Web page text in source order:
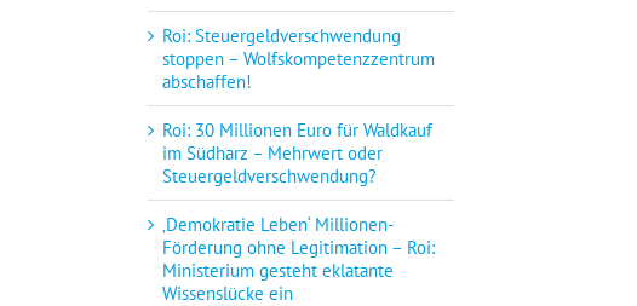
Roi: Steuergeldverschwendung
stoppen – Wolfskompetenzzentrum
abschaffen!
Roi: 30 Millionen Euro für Waldkauf
im Südharz – Mehrwert oder
Steuergeldverschwendung?
‚Demokratie Leben‘ Millionen-
Förderung ohne Legitimation – Roi:
Ministerium gesteht eklatante
Wissenslücke ein